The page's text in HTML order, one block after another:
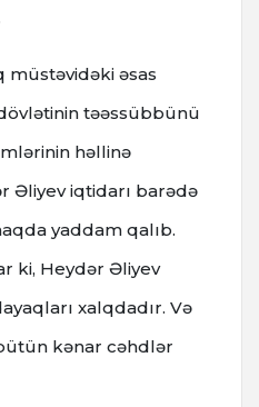
müstəvidəki əsas
təəssübbünü
həllinə
Əliyev iqtidarı barədə
yaddam qalıb.
ki, Heydər Əliyev
xalqdadır. Və
kənar cəhdlər